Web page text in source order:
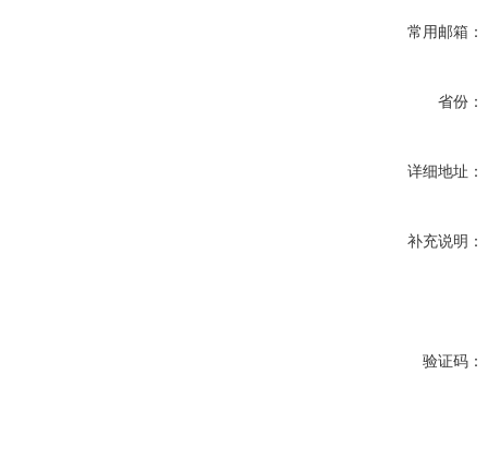
常用邮箱：
省份：
详细地址：
补充说明：
验证码：